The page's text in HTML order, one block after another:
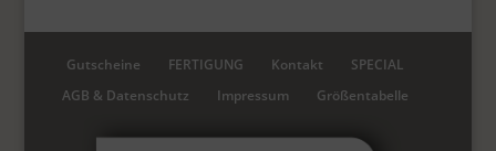
Gutscheine FERTIGUNG Kontakt
SPECIAL
AGB & Datenschutz
Impressum Größentabelle